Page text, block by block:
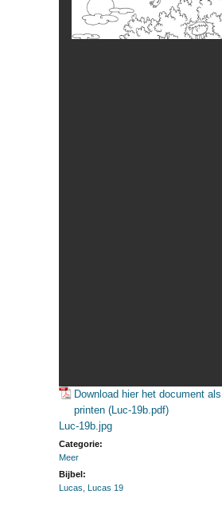
Download hier het document
printen (Luc-19b.pdf)
Luc-19b.jpg
Categorie:
Meer
Bijbel:
Lucas Lucas 19